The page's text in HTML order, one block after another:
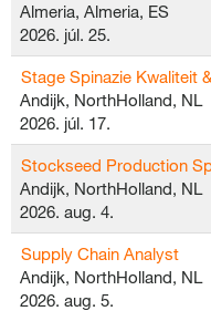
Almeria, Almeria, ES
2026. júl. 25.
Stage Spinazie Kwaliteit
Andijk, NorthHolland, NL
2026. júl. 17.
Stockseed Production
Andijk, NorthHolland, NL
2026. aug. 4.
Supply Chain Analyst
Andijk, NorthHolland, NL
2026. aug. 5.